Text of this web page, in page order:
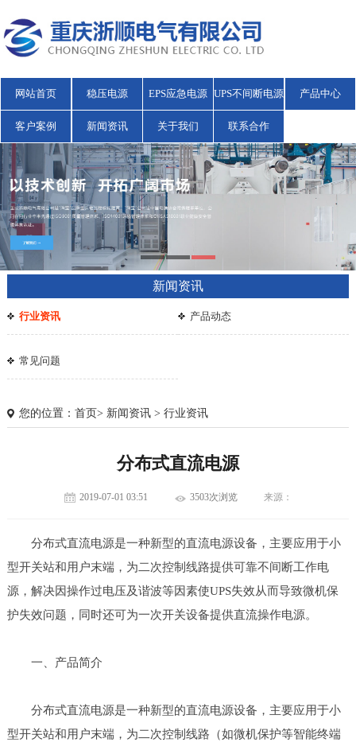
网站首页 稳压电源 EPS应急电源 UPS不间断电源 产品中心
客户案例 新闻资讯 关于我们 联系合作
新闻资讯
行业资讯 产品动态
常见问题
您的位置： 首页> 新闻资讯> 行业资讯
分布式直流电源
2019-07-01 03:51 3503次浏览 来源：
分布式直流电源是一种新型的直流电源设备，主要应用于小
型开关站和用户末端，为二次控制线路提供可靠不间断工作电
源，解决因操作过电压及谐波等因素使UPS失效从而导致微机保
护失效问题，同时还可为一次开关设备提供直流操作电源。
一、产品简介
分布式直流电源是一种新型的直流电源设备，主要应用于小
型开关站和用户末端，为二次控制线路（如微机保护等智能终端